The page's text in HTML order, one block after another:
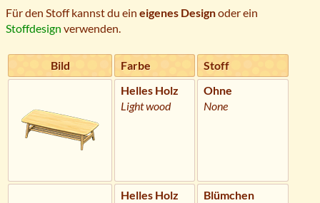
Für den Stoff kannst du ein eigenes Designoder ein
Stoffdesign verwenden.
Bild Farbe
Stoff
Helles Holz
Light wood
Ohne
None
Helles Holz
Blümchen